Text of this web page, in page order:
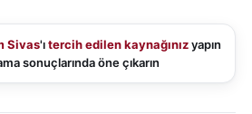
Sivas'ıtercih edilen kaynağınızyapın
sonuçlarında öne çıkarın